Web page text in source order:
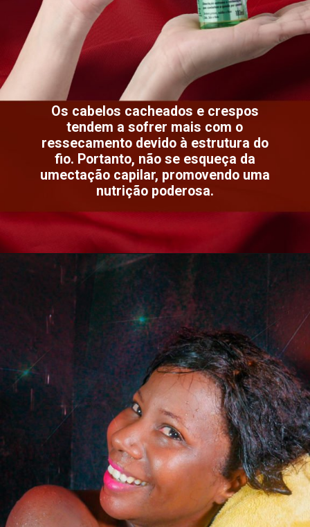
Os cabelos cacheados e crespos
tendem a sofrer mais com o
ressecamento devido à estrutura do
fio. Portanto, não se esqueça da
umectação capilar, promovendo uma
nutrição poderosa.